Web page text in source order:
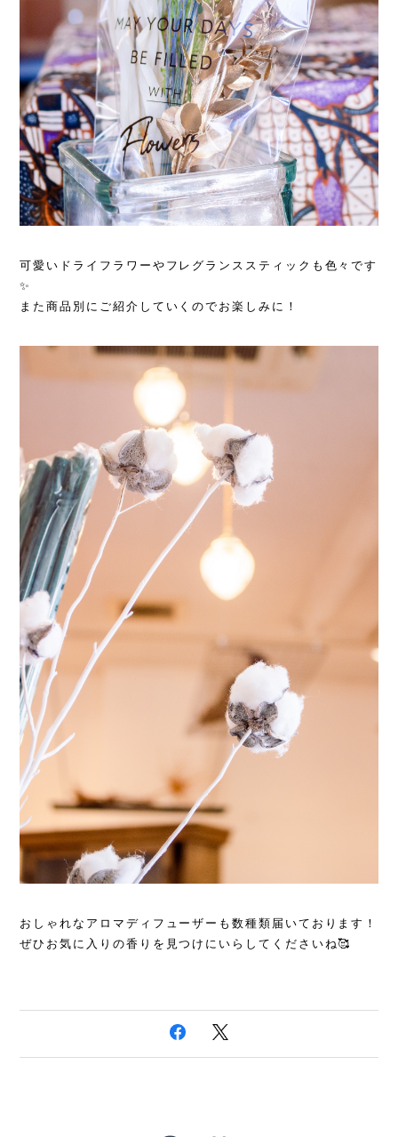
可愛いドライフラワーやフレグランススティックも色々です
✨
また商品別にご紹介していくのでお楽しみに！
おしゃれなアロマディフューザーも数種類届いております！
ぜひお気に入りの香りを見つけにいらしてくださいね🥰